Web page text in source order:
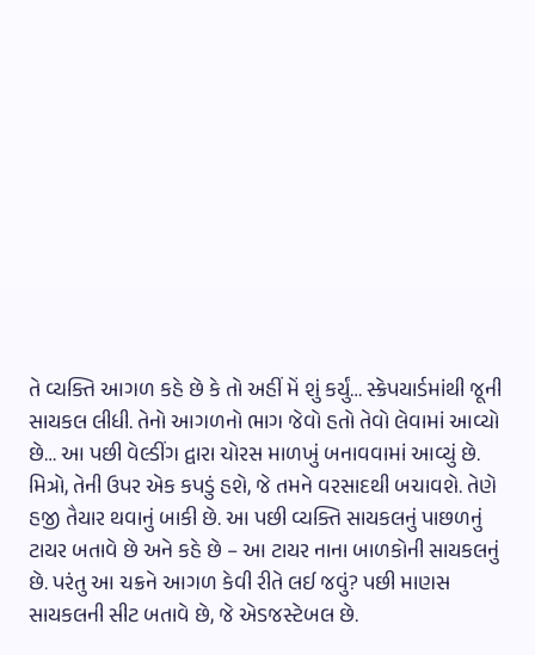
તે વ્યક્તિ આગળ કહે છે કે તો અહીં મેં શું કર્યું… સ્ક્રેપયાર્ડમાંથી જૂની
સાયકલ લીધી. તેનો આગળનો ભાગ જેવો હતો તેવો લેવામાં આવ્યો
છે… આ પછી વેલ્ડીંગ દ્વારા ચોરસ માળખું બનાવવામાં આવ્યું છે.
મિત્રો, તેની ઉપર એક કપડું હશે, જે તમને વરસાદથી બચાવશે. તેણે
હજી તૈયાર થવાનું બાકી છે. આ પછી વ્યક્તિ સાયકલનું પાછળનું
ટાયર બતાવે છે અને કહે છે – આ ટાયર નાના બાળકોની સાયકલનું
છે. પરંતુ આ ચક્રને આગળ કેવી રીતે લઈ જવું? પછી માણસ
સાયકલની સીટ બતાવે છે, જે એડજસ્ટેબલ છે.